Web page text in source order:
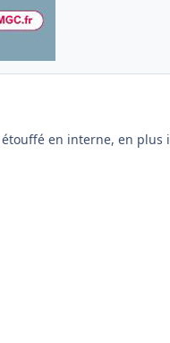
en interne, en plus